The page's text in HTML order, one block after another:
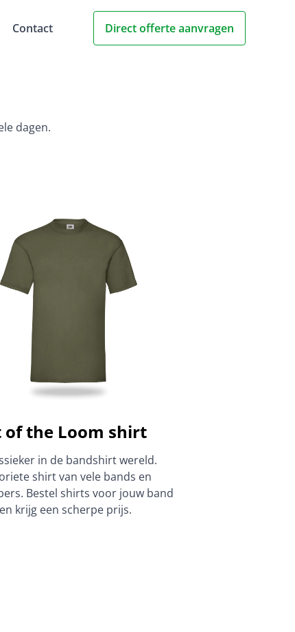
Contact Direct offerte aanvragen
dagen.
of the Loom shirt
in de bandshirt wereld.
shirt van vele bands en
Bestel shirts voor jouw band
krijg een scherpe prijs.